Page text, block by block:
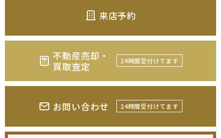
来店予約
不動産売却・
買取査定
24時間受付けてます
お問い合わせ 24時間受付けてます